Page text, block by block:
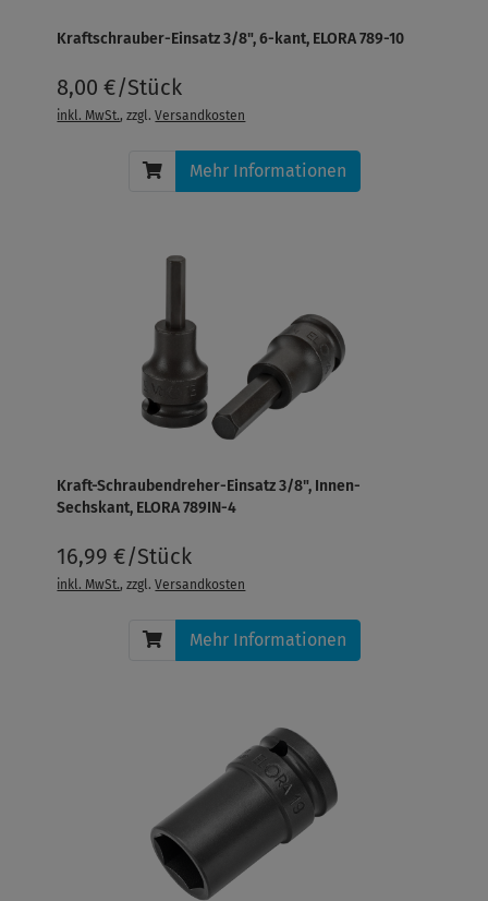
Kraftschrauber-Einsatz 3/8", 6-kant, ELORA 789-10
8,00 €/Stück
inkl. MwSt., zzgl.Versandkosten
Mehr Informationen
Kraft-Schraubendreher-Einsatz 3/8", Innen-
Sechskant, ELORA 789IN-4
16,99 €/Stück
inkl. MwSt., zzgl.Versandkosten
Mehr Informationen